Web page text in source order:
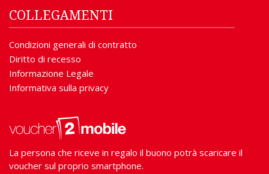
COLLEGAMENTI
Condizioni generali di contratto
Diritto di recesso
Informazione Legale
Informativa sulla privacy
La persona che riceve in regalo il buono potrà scaricare il
voucher sul proprio smartphone.